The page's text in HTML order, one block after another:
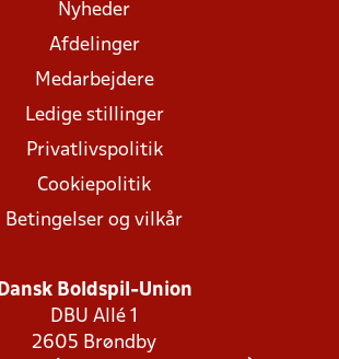
Nyheder
Afdelinger
Medarbejdere
Ledige stillinger
Privatlivspolitik
Cookiepolitik
Betingelser og vilkår
Dansk Boldspil-Union
DBU Allé 1
2605 Brøndby